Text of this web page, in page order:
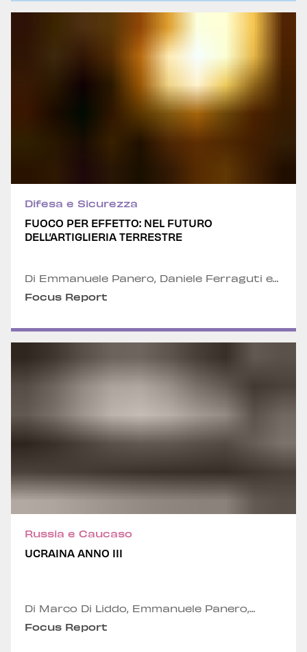
Difesa e Sicurezza
FUOCO PER EFFETTO: NEL FUTURO
DELL’ARTIGLIERIA TERRESTRE
Di Emmanuele Panero, Daniele Ferraguti e
Focus Report
Russia e Caucaso
UCRAINA ANNO III
Di Marco Di Liddo, Emmanuele Panero,
Stilo
Focus Report